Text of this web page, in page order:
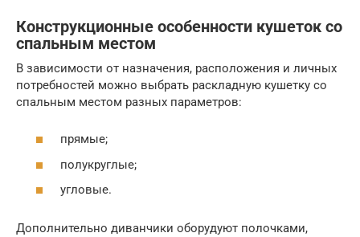
Конструкционные особенности кушеток со
спальным местом
В зависимости от назначения, расположения и личных
потребностей можно выбрать раскладную кушетку со
спальным местом разных параметров:
прямые;
полукруглые;
угловые.
Дополнительно диванчики оборудуют полочками,